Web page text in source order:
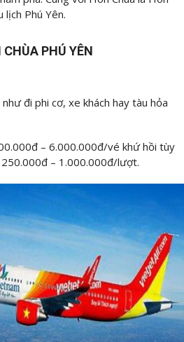
Phú Yên.
PHÚ YÊN
đi phi cơ, xe khách hay tàu hỏa
– 6.000.000đ/vé khứ hồi tùy
250.000đ – 1.000.000đ/lượt.